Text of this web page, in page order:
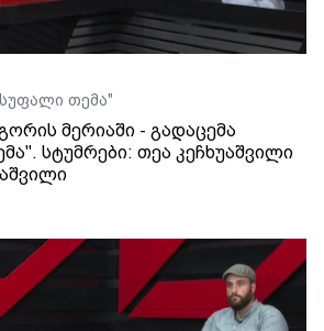
თემა"
მერიაში - გადაცემა
სტუმრები: თეა კეჩხუაშვილი